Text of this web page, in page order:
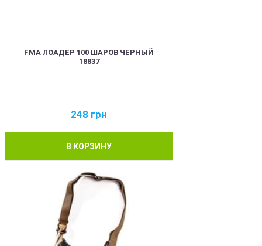
FMA ЛОАДЕР 100 ШАРОВ ЧЕРНЫЙ
18837
248 грн
В КОРЗИНУ